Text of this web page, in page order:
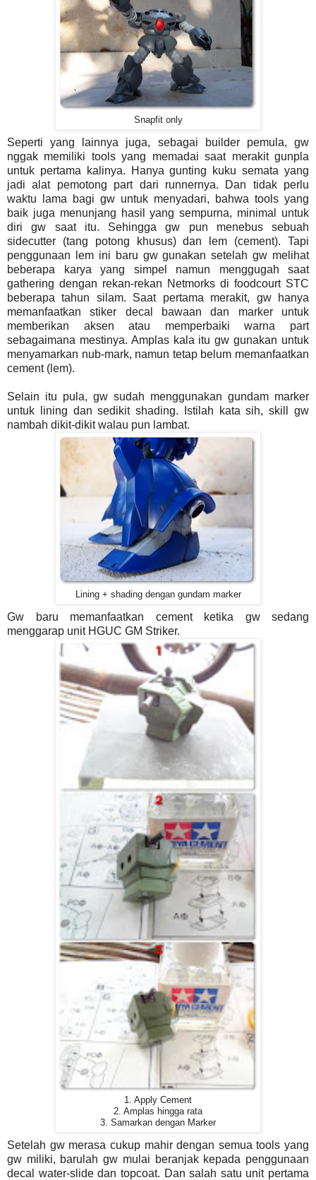
Snapfit only
Seperti yang lainnya juga, sebagai builder pemula, gw
nggak memiliki tools yang memadai saat merakit gunpla
untuk pertama kalinya. Hanya gunting kuku semata yang
jadi alat pemotong part dari runnernya. Dan tidak perlu
waktu lama bagi gw untuk menyadari, bahwa tools yang
baik juga menunjang hasil yang sempurna, minimal untuk
diri gw saat itu. Sehingga gw pun menebus sebuah
sidecutter (tang potong khusus) dan lem (cement). Tapi
penggunaan lem ini baru gw gunakan setelah gw melihat
beberapa karya yang simpel namun menggugah saat
gathering dengan rekan-rekan Netmorks di foodcourt STC
beberapa tahun silam. Saat pertama merakit, gw hanya
memanfaatkan stiker decal bawaan dan marker untuk
memberikan aksen atau memperbaiki warna part
sebagaimana mestinya. Amplas kala itu gw gunakan untuk
menyamarkan nub-mark, namun tetap belum memanfaatkan
cement (lem).
Selain itu pula, gw sudah menggunakan gundam marker
untuk lining dan sedikit shading. Istilah kata sih, skill gw
nambah dikit-dikit walau pun lambat.
Lining + shading dengan gundam marker
Gw baru memanfaatkan cement ketika gw sedang
menggarap unit HGUC GM Striker.
1. Apply Cement
2. Amplas hingga rata
3. Samarkan dengan Marker
Setelah gw merasa cukup mahir dengan semua tools yang
gw miliki, barulah gw mulai beranjak kepada penggunaan
decal water-slide dan topcoat. Dan salah satu unit pertama